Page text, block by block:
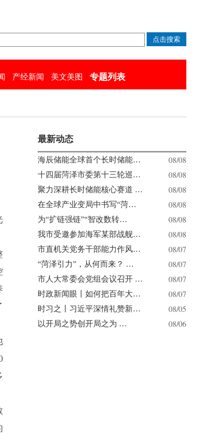
产经新闻 美文美图 专题列表
最新动态
海辰储能全球首个长时储能… 08/08
十四届菏泽市委第十三轮巡… 08/08
聚力深耕长时储能核心赛道 … 08/08
在全球产业变局中书写“菏… 08/08
为“扩链强链”“智改数转… 08/08
我市受邀参加海军某部战舰… 08/08
市直机关党务干部能力作风… 08/07
“菏泽引力”，从何而来？ … 08/07
市人大常委会党组会议召开 … 08/07
时政新闻眼丨如何把百年大… 08/07
时习之丨习近平深情礼赞新… 08/05
以开局之势创开局之为 … 08/06